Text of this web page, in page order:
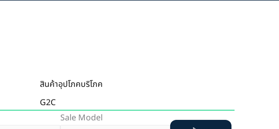
สินค้าอุปโภคบริโภค
G2C
Sale Model